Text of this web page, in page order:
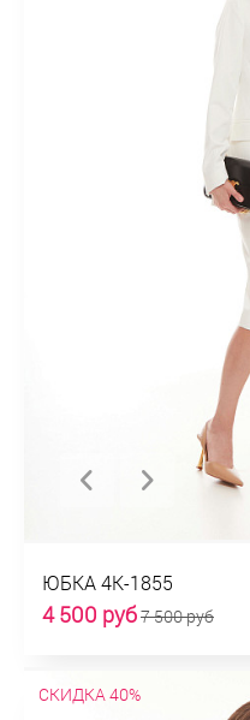
ЮБКА 4К-1855
4 500 руб7 500 руб
СКИДКА 40%